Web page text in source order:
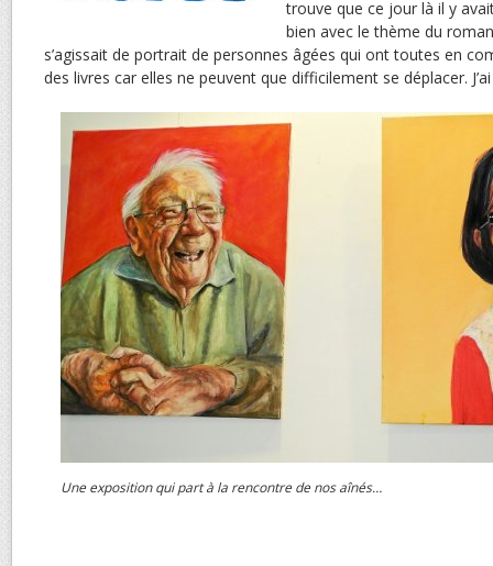
trouve que ce jour là il y
bien avec le thème du
s’agissait de portrait de personnes âgées qui ont toutes en
des livres car elles ne peuvent que difficilement se déplacer.
Une exposition qui part à la rencontre de nos aînés…